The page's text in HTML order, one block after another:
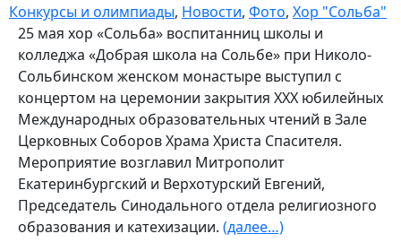
Конкурсы и олимпиады, Новости, Фото, Хор "Сольба"
25 мая хор «Сольба» воспитанниц школы и
колледжа «Добрая школа на Сольбе» при Николо-
Сольбинском женском монастыре выступил с
концертом на церемонии закрытия XXХ юбилейных
Международных образовательных чтений в Зале
Церковных Соборов Храма Христа Спасителя.
Мероприятие возглавил Митрополит
Екатеринбургский и Верхотурский Евгений,
Председатель Синодального отдела религиозного
образования и катехизации. (далее…)